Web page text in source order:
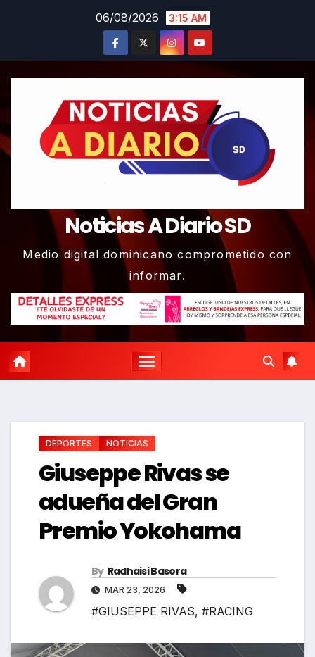
06/08/2026 3:15 AM
Noticias A Diario SD
Medio digital dominicano comprometido con
informar.
DEPORTES NOTICIAS
Giuseppe Rivas se
adueña del Gran
Premio Yokohama
By Radhaisi Basora
MAR 23, 2026
#GIUSEPPE RIVAS, #RACING